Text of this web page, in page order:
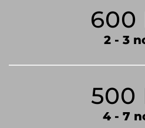
600
2 - 3
500
4 - 7